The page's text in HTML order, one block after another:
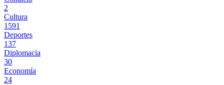
2
Cultura
1591
Deportes
137
Diplomacia
30
Economía
24